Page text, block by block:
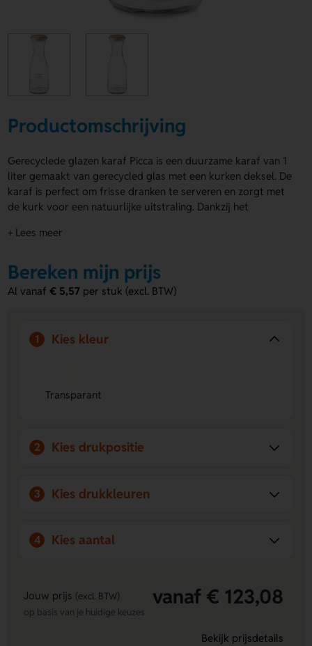
Productomschrijving
Gerecyclede glazen karaf Picca is een duurzame karaf van 1
liter gemaakt van gerecycled glas met een kurken deksel. De
karaf is perfect om frisse dranken te serveren en zorgt met
de kurk voor een natuurlijke uitstraling. Dankzij het
milieu. Je kunt Gerecyclede glazen karaf Picca laten
achterzijde, en zelfs de dop voorzien van een opdruk. Bestel
snel of vraag een offerte aan.
karaf Picca
Graveerbaar:
kurk, beter voor het milieu.
+ Lees meer
Bereken mijn prijs
Al vanaf€ 5,57 per stuk (excl. BTW)
1 Kies kleur
Transparant
2 Kies drukpositie
3 Kies drukkleuren
4 Kies aantal
Jouw prijs (excl. BTW) vanaf € 123,08
op basis van je huidige keuzes
Bekijk prijsdetails